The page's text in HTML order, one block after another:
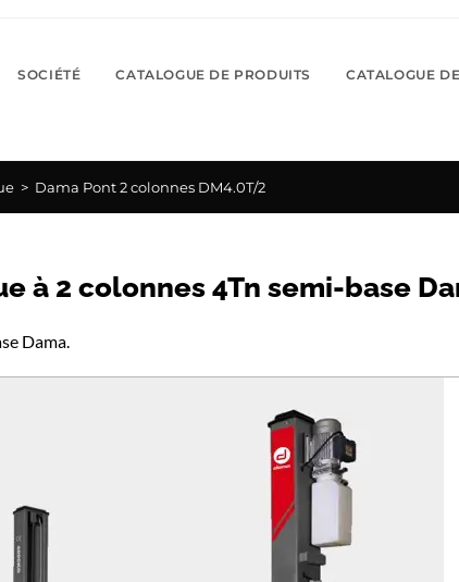
SOCIÉTÉ CATALOGUE DE PRODUITS CATALOGUE
> Dama Pont 2 colonnes DM4.0T/2
à 2 colonnes 4Tn semi-base
Dama.